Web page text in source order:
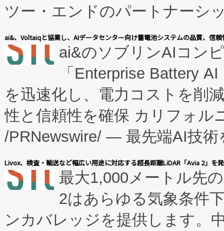
ツー・エンドのパートナーシ
表しました。 同社の実績ある
manufacturing™ (FCCM™) プ
たNeXは、バイオ医薬品製造
従来のフェッドバッチ施設の
に、患者やサプライチェーン
キー方式で拡張性が高く、持
す。FCCM‑を活用した現地生
患者にとっての費用負担を大
のアクセスを大幅に拡大する
Fully-Connected Continuous
ai&、Voltaiqと協業し、AIデータセンター向け蓄電池システムの品質、信
ai&のソブリンAIコン
「Enterprise Battery
を迅速化し、電力コストを削
性と信頼性を確保 カリフォル
/PRNewswire/ — 最先端AI技術
会社エーアイ・アンド：本社
President原信平）と、エンタ
ードするVoltaiqは、日本にあ
ーエネルギー貯蔵システム（
Livox、検査・輸送など幅広い用途に対応する超長距離LiDAR「Avia 2」を
最大1,000メートル先
2はあらゆる気象条件
ンカバレッジを提供します。